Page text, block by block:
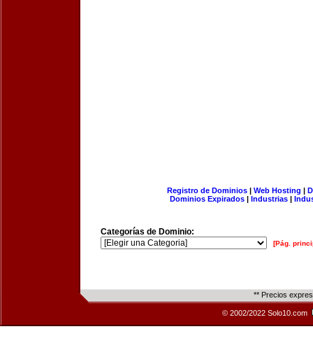
Registro de Dominios| Web Hosting |
Dominios Expirados | Industrias |
Categorías de Dominio:
[Pág.
** Precios
© 2002/2022 Solo10.com